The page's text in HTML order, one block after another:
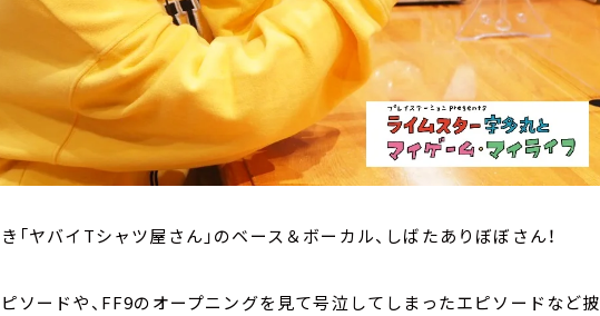
ヤバイTシャツ屋さん」のベース＆ボーカル、しばたありぼぼさん！
ソードや、FF9のオープニングを見て号泣してしまったエピソードなど披